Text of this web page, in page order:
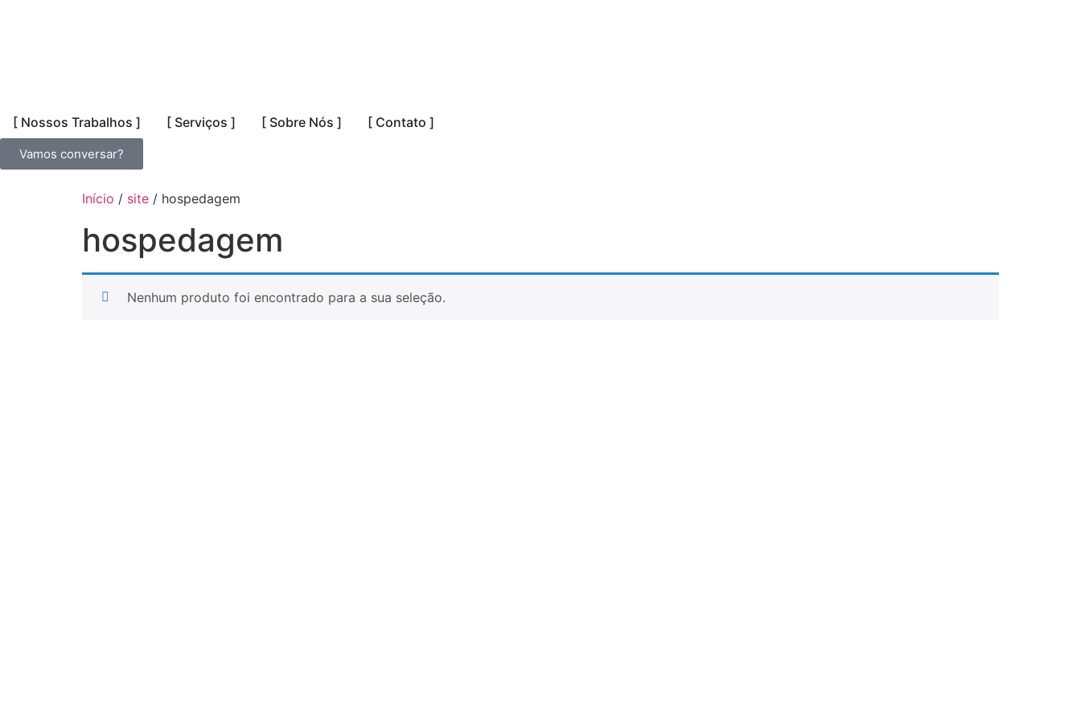
[ Nossos Trabalhos ] [ Serviços ] [ Sobre Nós ] [ Contato ]
Vamos conversar?
Início / site / hospedagem
hospedagem
Nenhum produto foi encontrado para a sua seleção.